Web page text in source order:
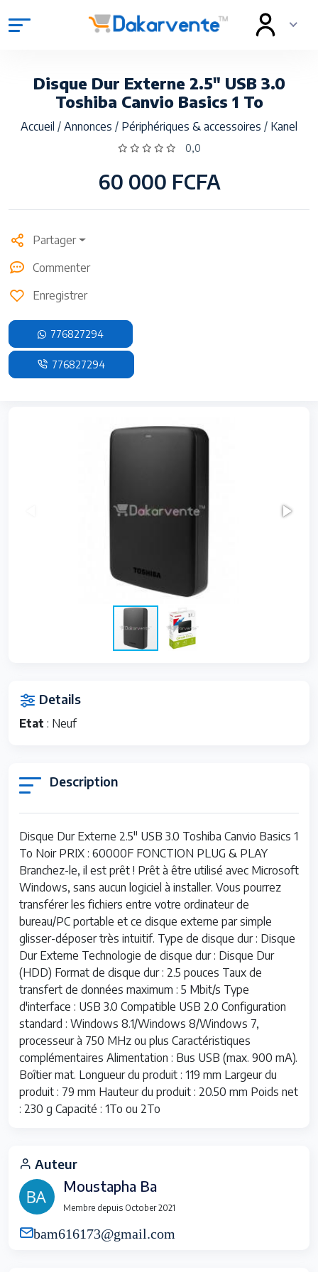
Disque Dur Externe 2.5" USB 3.0
Toshiba Canvio Basics 1 To
Accueil / Annonces / Périphériques & accessoires / Kanel
0,0
60 000 FCFA
Partager
Commenter
Enregistrer
776827294
776827294
Details
Etat : Neuf
Description
Disque Dur Externe 2.5" USB 3.0 Toshiba Canvio Basics 1
To Noir PRIX : 60000F FONCTION PLUG & PLAY
Branchez-le, il est prêt ! Prêt à être utilisé avec Microsoft
Windows, sans aucun logiciel à installer. Vous pourrez
transférer les fichiers entre votre ordinateur de
bureau/PC portable et ce disque externe par simple
glisser-déposer très intuitif. Type de disque dur : Disque
Dur Externe Technologie de disque dur : Disque Dur
(HDD) Format de disque dur : 2.5 pouces Taux de
transfert de données maximum : 5 Mbit/s Type
d'interface : USB 3.0 Compatible USB 2.0 Configuration
standard : Windows 8.1/Windows 8/Windows 7,
processeur à 750 MHz ou plus Caractéristiques
complémentaires Alimentation : Bus USB (max. 900 mA).
Boîtier mat. Longueur du produit : 119 mm Largeur du
produit : 79 mm Hauteur du produit : 20.50 mm Poids net
: 230 g Capacité : 1To ou 2To
Auteur
Moustapha Ba
Membre depuis October 2021
bam616173@gmail.com